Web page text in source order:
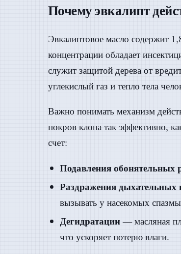
Почему эвкалипт
Эвкалиптовое масло содержит
концентрации обладает
служит защитой дерева от
углекислый газ и тепло тела
Важно понимать механизм
покров клопа так эффективно,
счет:
Подавления обонятельных
Раздражения дыхательных
вызывать у насекомых
Дегидратации — масляная
что ускоряет потерю влаги.